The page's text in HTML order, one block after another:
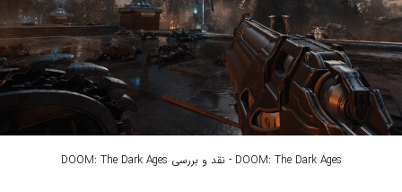
DOOM: The Dark Ages - نقد و بررسی DOOM: The Dark Ages